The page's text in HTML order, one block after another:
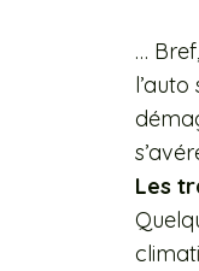
…
Les